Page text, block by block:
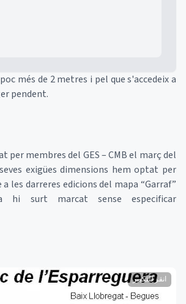
més de 2 metres i pel que s'accedeix a
pendent.
per membres del GES – CMB el març del
exigües dimensions hem optat per
les darreres edicions del mapa “Garraf”
hi surt marcat sense especificar
انقر للتكبير